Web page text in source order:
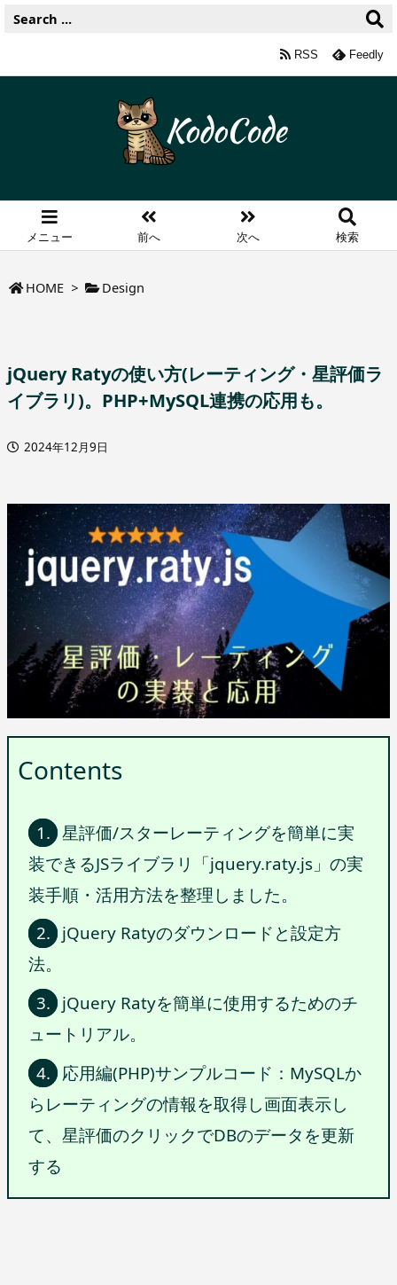
メニュー 前へ 次へ 検索
RSS Feedly
HOME > Design
jQuery Ratyの使い方(レーティング・星評価ラ
イブラリ)。PHP+MySQL連携の応用も。
2024年12月9日
Contents
1. 星評価/スターレーティングを簡単に実
装できるJSライブラリ「jquery.raty.js」の実
装手順・活用方法を整理しました。
2. jQuery Ratyのダウンロードと設定方
法。
3. jQuery Ratyを簡単に使用するためのチ
ュートリアル。
4. 応用編(PHP)サンプルコード：MySQLか
らレーティングの情報を取得し画面表示し
て、星評価のクリックでDBのデータを更新
する